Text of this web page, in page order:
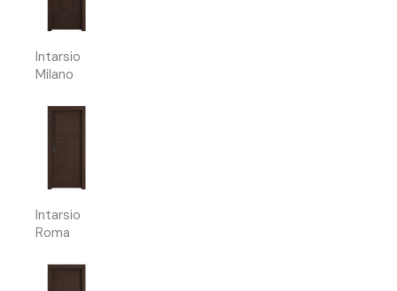
Intarsio
Milano
Intarsio
Roma